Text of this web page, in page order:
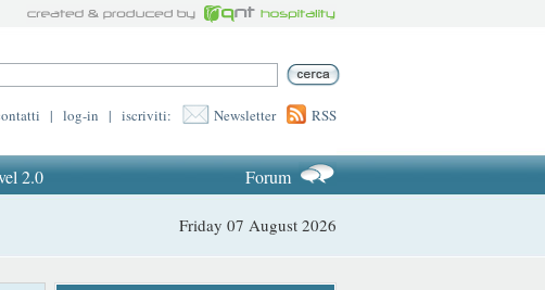
| log-in | iscriviti: Newsletter RSS
2.0 Forum
Friday 07 August 2026